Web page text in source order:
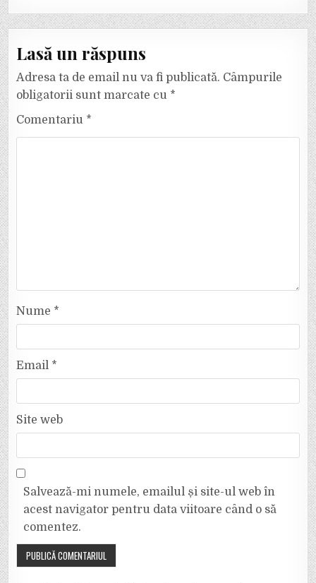
Lasă un răspuns
Adresa ta de email nu va fi publicată. Câmpurile
obligatorii sunt marcate cu *
Comentariu *
Nume *
Email *
Site web
Salvează-mi numele, emailul și site-ul web în
acest navigator pentru data viitoare când o să
comentez.